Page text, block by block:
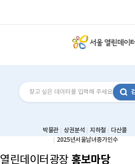
박물관 상권분석 지하철
다산콜
2025년서울남녀증가인수
열린데이터광장 홍보마당